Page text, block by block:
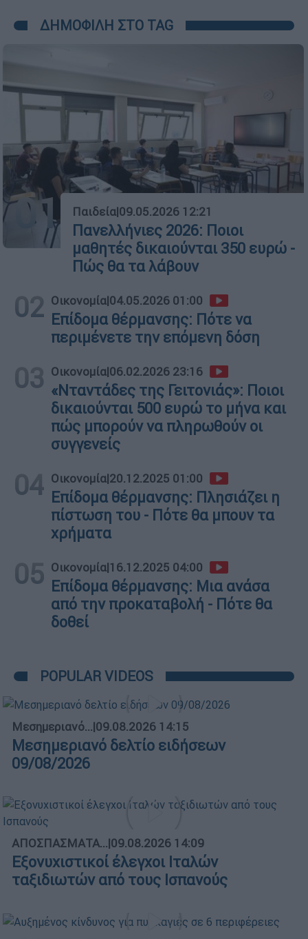
ΔΗΜΟΦΙΛΗ ΣΤΟ TAG
01 Παιδεία|09.05.2026 12:21
Πανελλήνιες 2026: Ποιοι
μαθητές δικαιούνται 350 ευρώ -
Πώς θα τα λάβουν
02 Οικονομία|04.05.2026 01:00
Επίδομα θέρμανσης: Πότε να
περιμένετε την επόμενη δόση
03 Οικονομία|06.02.2026 23:16
«Νταντάδες της Γειτονιάς»: Ποιοι
δικαιούνται 500 ευρώ το μήνα και
πώς μπορούν να πληρωθούν οι
συγγενείς
04 Οικονομία|20.12.2025 01:00
Επίδομα θέρμανσης: Πλησιάζει η
πίστωση του - Πότε θα μπουν τα
χρήματα
05 Οικονομία|16.12.2025 04:00
Επίδομα θέρμανσης: Μια ανάσα
από την προκαταβολή - Πότε θα
δοθεί
POPULAR VIDEOS
Μεσημεριανό...|09.08.2026 14:15
Μεσημεριανό δελτίο ειδήσεων
09/08/2026
ΑΠΟΣΠΑΣΜΑΤΑ...|09.08.2026 14:09
Εξονυχιστικοί έλεγχοι Ιταλών
ταξιδιωτών από τους Ισπανούς